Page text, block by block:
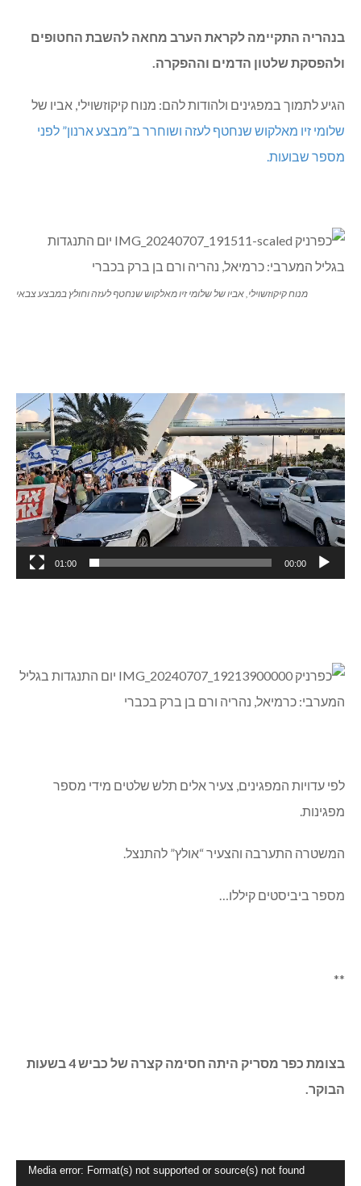
בנהריה התקיימה לקראת הערב מחאה להשבת החטופים
ולהפסקת שלטון הדמים וההפקרה.
הגיע לתמוך במפגינים ולהודות להם: מנוח קיקוזשוילי, אביו של
שלומי זיו מאלקוש שנחטף לעזה ושוחרר ב”מבצע ארנון” לפני
מספר שבועות.
מנוח קיקוזשוילי, אביו של שלומי זיו מאלקוש שנחטף לעזה וחולץ במבצע צבאי
וידאו
00:00
01:00
לפי עדויות המפגינים, צעיר אלים תלש שלטים מידי מספר
מפגינות.
המשטרה התערבה והצעיר “אולץ” להתנצל.
מספר ביביסטים קיללו…
**
בצומת כפר מסריק היתה חסימה קצרה של כביש 4 בשעות
הבוקר.
Media error: Format(s) not supported or source(s) not found